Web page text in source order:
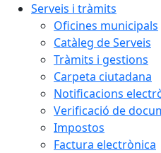
Serveis i tràmits
Oficines municipals
Catàleg de Serveis
Tràmits i gestions
Carpeta ciutadana
Notificacions
Verificació de
Impostos
Factura electrònica